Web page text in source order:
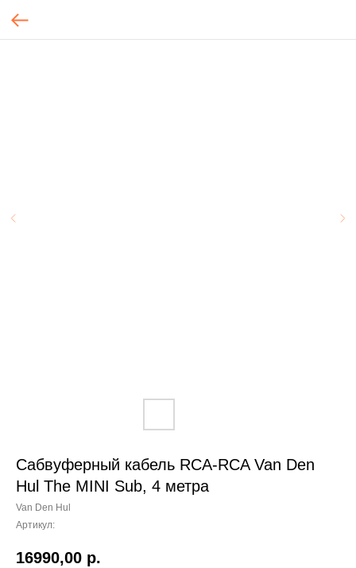
Сабвуферный кабель RCA-RCA Van Den
Hul The MINI Sub, 4 метра
Van Den Hul
Артикул:
16990,00 р.